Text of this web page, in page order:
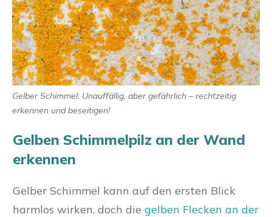
Gelber Schimmel: Unauffällig, aber gefährlich – rechtzeitig
erkennen und beseitigen!
Gelben Schimmelpilz an der Wand
erkennen
Gelber Schimmel kann auf den ersten Blick
harmlos wirken, doch die gelben Flecken an der